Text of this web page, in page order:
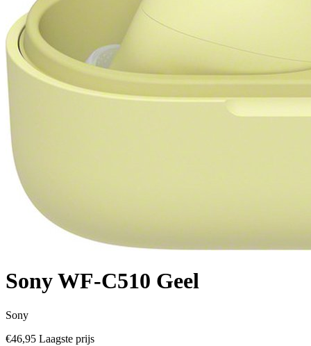
Sony WF-C510 Geel
Sony
€46,95 Laagste prijs